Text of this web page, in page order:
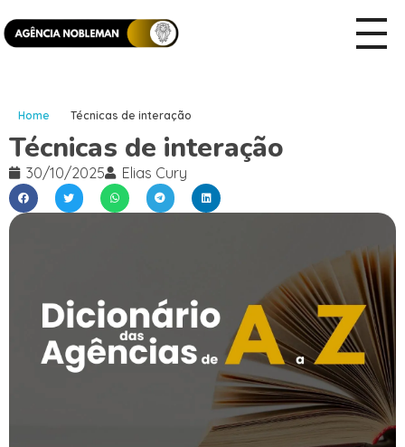
Home Técnicas de interação
Técnicas de interação
30/10/2025 Elias Cury